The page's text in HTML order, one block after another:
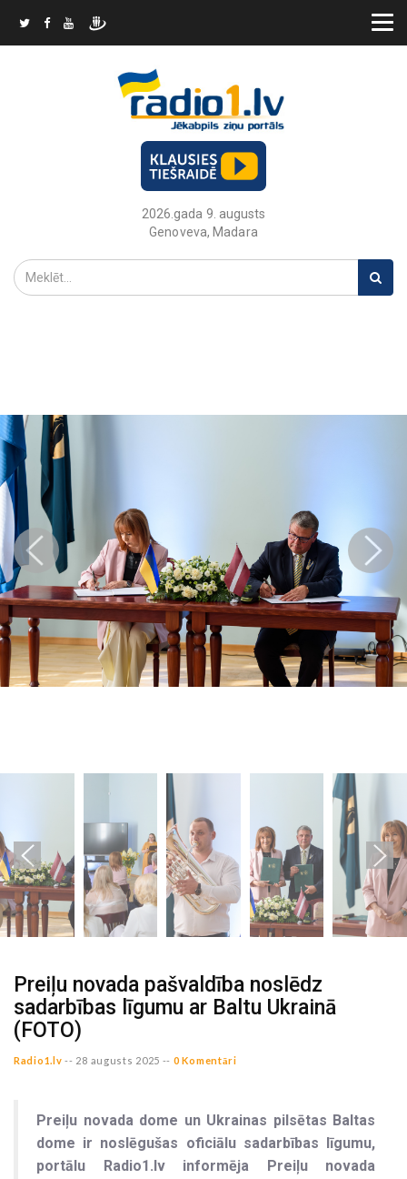
2026.gada 9. augusts
Genoveva, Madara
Preiļu novada pašvaldība noslēdz
sadarbības līgumu ar Baltu Ukrainā
(FOTO)
Radio1.lv -- 28 augusts 2025 -- 0 Komentāri
Preiļu novada dome un Ukrainas pilsētas Baltas
dome ir noslēgušas oficiālu sadarbības līgumu,
portālu Radio1.lv informēja Preiļu novada